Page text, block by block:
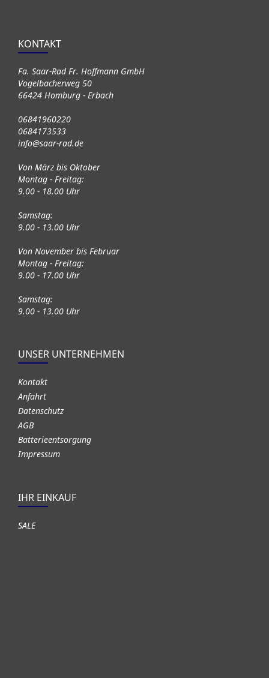
KONTAKT
Fa. Saar-Rad Fr. Hoffmann GmbH
Vogelbacherweg 50
66424 Homburg - Erbach
06841960220
0684173533
info@saar-rad.de
Von März bis Oktober
Montag - Freitag:
9.00 - 18.00 Uhr
Samstag:
9.00 - 13.00 Uhr
Von November bis Februar
Montag - Freitag:
9.00 - 17.00 Uhr
Samstag:
9.00 - 13.00 Uhr
UNSER UNTERNEHMEN
Kontakt
Anfahrt
Datenschutz
AGB
Batterieentsorgung
Impressum
IHR EINKAUF
SALE